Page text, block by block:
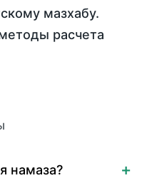
мазхабу.
расчета
намаза?